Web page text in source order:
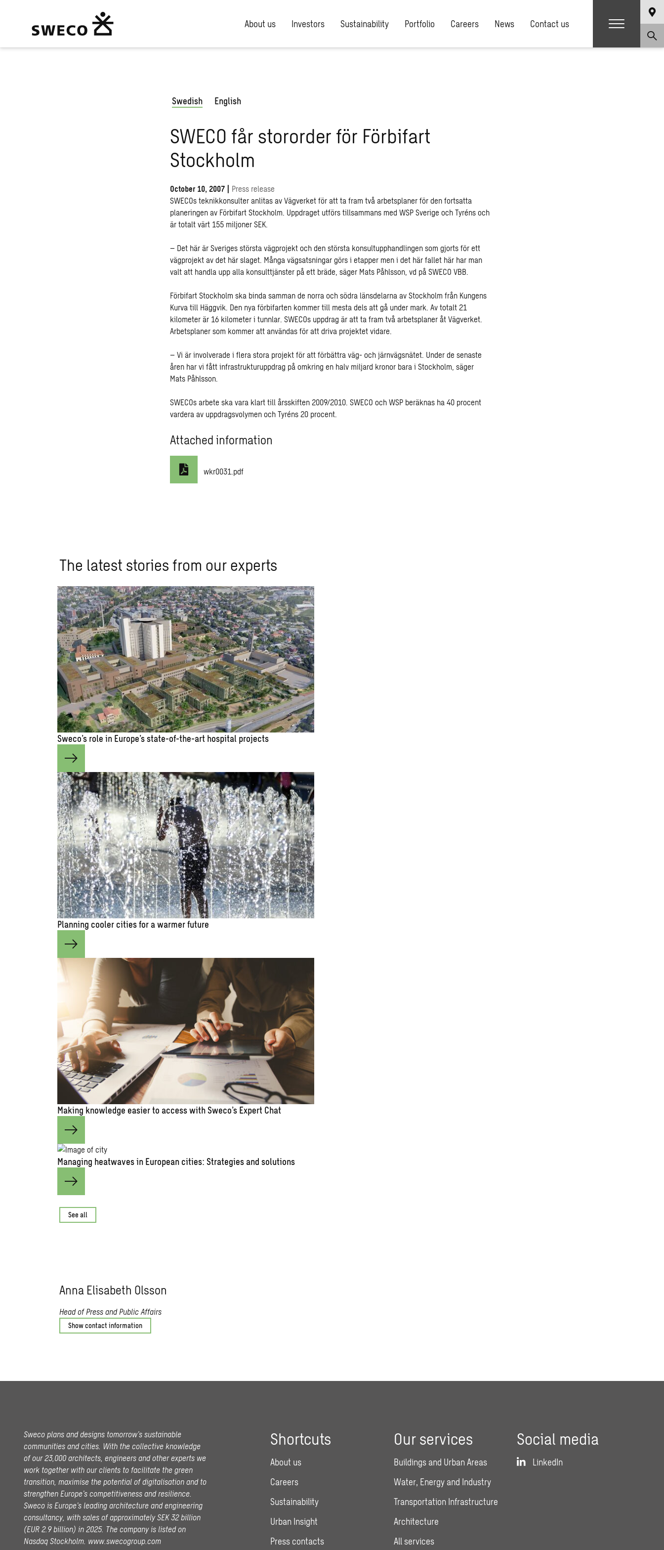
About us Investors Sustainability Portfolio Careers News Contact us
Swedish English
SWECO får stororder för Förbifart
Stockholm
October 10, 2007 | Press release
SWECOs teknikkonsulter anlitas av Vägverket för att ta fram två arbetsplaner för den fortsatta
planeringen av Förbifart Stockholm. Uppdraget utförs tillsammans med WSP Sverige och Tyréns och
är totalt värt 155 miljoner SEK.
– Det här är Sveriges största vägprojekt och den största konsultupphandlingen som gjorts för ett
vägprojekt av det här slaget. Många vägsatsningar görs i etapper men i det här fallet här har man
valt att handla upp alla konsulttjänster på ett bräde, säger Mats Påhlsson, vd på SWECO VBB.
Förbifart Stockholm ska binda samman de norra och södra länsdelarna av Stockholm från Kungens
Kurva till Häggvik. Den nya förbifarten kommer till mesta dels att gå under mark. Av totalt 21
kilometer är 16 kilometer i tunnlar. SWECOs uppdrag är att ta fram två arbetsplaner åt Vägverket.
Arbetsplaner som kommer att användas för att driva projektet vidare.
– Vi är involverade i flera stora projekt för att förbättra väg- och järnvägsnätet. Under de senaste
åren har vi fått infrastrukturuppdrag på omkring en halv miljard kronor bara i Stockholm, säger
Mats Påhlsson.
SWECOs arbete ska vara klart till årsskiften 2009/2010. SWECO och WSP beräknas ha 40 procent
vardera av uppdragsvolymen och Tyréns 20 procent.
Attached information
wkr0031.pdf
The latest stories from our experts
Sweco’s role in Europe’s state-of-the-art hospital projects
Planning cooler cities for a warmer future
Making knowledge easier to access with Sweco’s Expert Chat
Managing heatwaves in European cities: Strategies and solutions
See all
Anna Elisabeth Olsson
Head of Press and Public Affairs
Show contact information
Sweco plans and designs tomorrow’s sustainable
communities and cities. With the collective knowledge
of our 23,000 architects, engineers and other experts we
work together with our clients to facilitate the green
transition, maximise the potential of digitalisation and to
strengthen Europe’s competitiveness and resilience.
Sweco is Europe’s leading architecture and engineering
consultancy, with sales of approximately SEK 32 billion
(EUR 2.9 billion) in 2025. The company is listed on
Nasdaq Stockholm. www.swecogroup.com
Shortcuts
About us
Careers
Sustainability
Urban Insight
Press contacts
Our services
Buildings and Urban Areas
Water, Energy and Industry
Transportation Infrastructure
Architecture
All services
Social media
LinkedIn